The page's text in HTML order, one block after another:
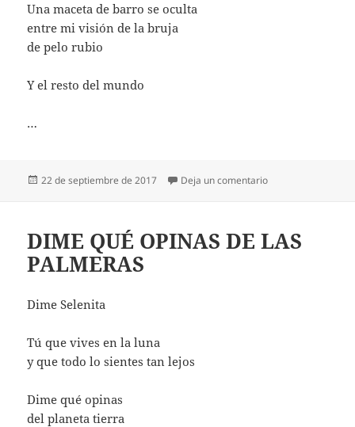
Una maceta de barro se oculta
entre mi visión de la bruja
de pelo rubio
Y el resto del mundo
…
Publicado
22 de septiembre de 2017 Deja un comentarioen LA BRUJA DE
DIME QUÉ OPINAS DE LAS
PALMERAS
Dime Selenita
Tú que vives en la luna
y que todo lo sientes tan lejos
Dime qué opinas
del planeta tierra